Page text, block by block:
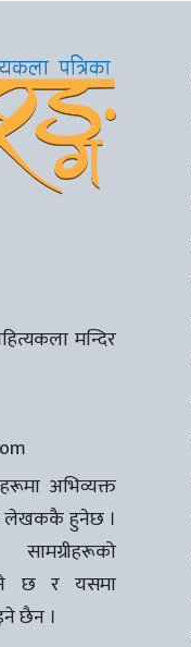
मन्दिर
अभिव्यक्त
लेखककै हुनेछ ।
छ र यसमा
छैन ।